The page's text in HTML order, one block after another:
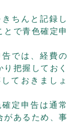
ちんと記録し
で青色確定申
では、経費の
把握しておく
ておきましょ
定申告は通常
があるため、事